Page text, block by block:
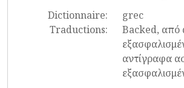
Dictionnaire:
grec
Traductions:
Backed, από
αντίγραφα